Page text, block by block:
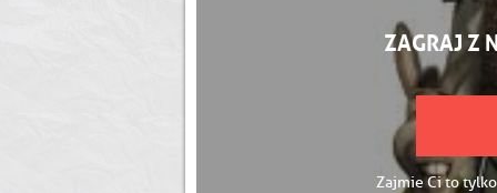
ZAGRAJ Z
Zajmie Ci to